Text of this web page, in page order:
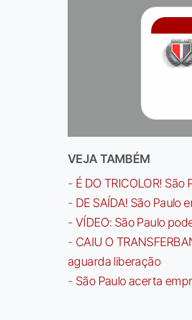
VEJA TAMBÉM
- É DO TRICOLOR!
- DE SAÍDA! São Paulo
- VÍDEO: São Paulo
- CAIU O
aguarda liberação
- São Paulo acerta